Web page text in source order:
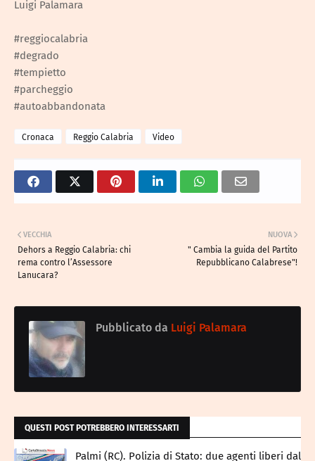
Luigi Palamara
#reggiocalabria
#degrado
#tempietto
#parcheggio
#autoabbandonata
Cronaca Reggio Calabria Video
NUOVA
" Cambia la guida del Partito
Repubblicano Calabrese"!
VECCHIA
Dehors a Reggio Calabria: chi
rema contro l’Assessore
Lanucara?
Pubblicato da Luigi Palamara
QUESTI POST POTREBBERO INTERESSARTI
Palmi (RC). Polizia di Stato: due agenti liberi dal